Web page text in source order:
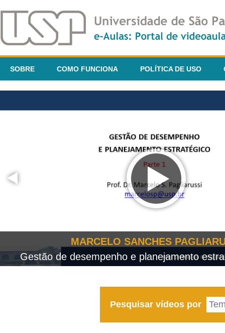
SOBRE COMO FUNCIONA POLÍTICA DE USO
MARCELO SANCHES
Gestão de desempenho e planejamento
Pesquisar vídeos por